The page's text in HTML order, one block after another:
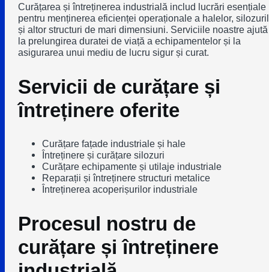
Curățarea și întreținerea industrială includ lucrări esențiale
pentru menținerea eficienței operaționale a halelor,
și altor structuri de mari dimensiuni. Serviciile noastre ajută
la prelungirea duratei de viață a echipamentelor și la
asigurarea unui mediu de lucru sigur și curat.
Servicii de curățare și
întreținere oferite
Curățare fațade industriale și hale
Întreținere și curățare silozuri
Curățare echipamente și utilaje industriale
Reparații și întreținere structuri metalice
Întreținerea acoperișurilor industriale
Procesul nostru de
curățare și întreținere